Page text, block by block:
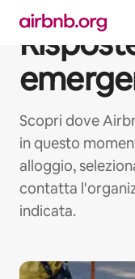
Scopri dove
in questo
alloggio,
contatta
indicata.